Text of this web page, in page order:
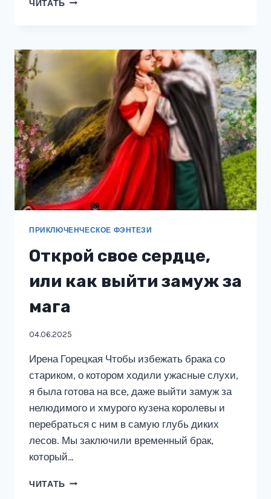
ЧИТАТЬ
ПРИКЛЮЧЕНЧЕСКОЕ ФЭНТЕЗИ
Открой свое сердце,
или как выйти замуж за
мага
04.06.2025
Ирена Горецкая Чтобы избежать брака со
стариком, о котором ходили ужасные слухи,
я была готова на все, даже выйти замуж за
нелюдимого и хмурого кузена королевы и
перебраться с ним в самую глубь диких
лесов. Мы заключили временный брак,
который…
ЧИТАТЬ ОТКРОЙ